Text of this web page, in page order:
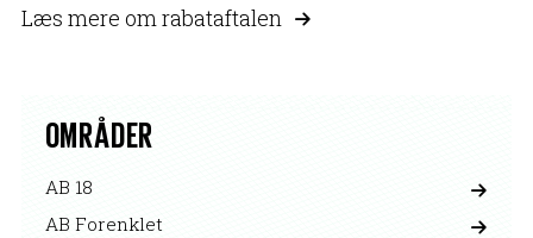
Læs mere om rabataftalen
OMRÅDER
AB 18
AB Forenklet